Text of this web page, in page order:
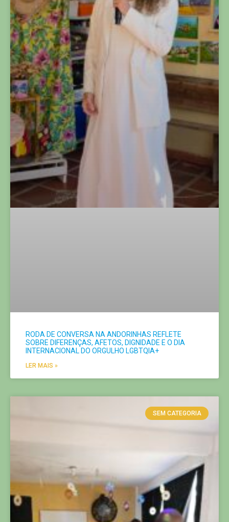
RODA DE CONVERSA NA ANDORINHAS REFLETE
SOBRE DIFERENÇAS, AFETOS, DIGNIDADE E O DIA
INTERNACIONAL DO ORGULHO LGBTQIA+
LER MAIS »
SEM CATEGORIA